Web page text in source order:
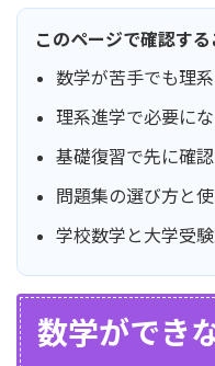
このページで確認する
数学が苦手でも理
理系進学で必要に
基礎復習で先に確
問題集の選び方と
学校数学と大学受
数学ができ